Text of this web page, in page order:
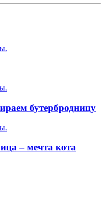
бутербродницу
– мечта кота